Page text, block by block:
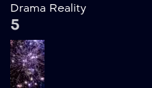
Drama Reality
5